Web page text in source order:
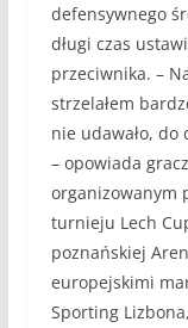
defensywnego
długi czas
przeciwnika. –
strzelałem
nie udawało, do
– opowiada
organizowanym
turnieju Lech
poznańskiej
europejskimi
Sporting